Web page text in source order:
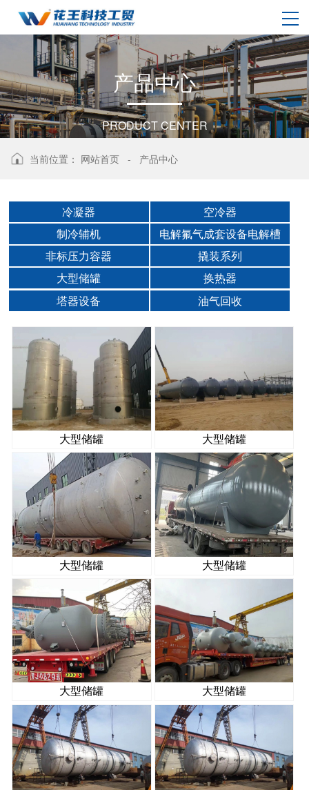
产品中心
PRODUCT CENTER
当前位置： 网站首页 - 产品中心
冷凝器
空冷器
制冷辅机
电解氟气成套设备电解槽
非标压力容器
撬装系列
大型储罐
换热器
塔器设备
油气回收
大型储罐 大型储罐
大型储罐 大型储罐
大型储罐 大型储罐